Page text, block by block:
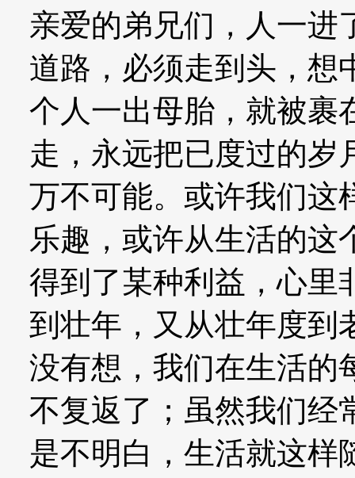
亲爱的弟兄们，人一进
道路，必须走到头，想
个人一出母胎，就被裹
走，永远把已度过的岁
万不可能。或许我们这
乐趣，或许从生活的这
得到了某种利益，心里
到壮年，又从壮年度到
没有想，我们在生活的
不复返了；虽然我们经
是不明白，生活就这样